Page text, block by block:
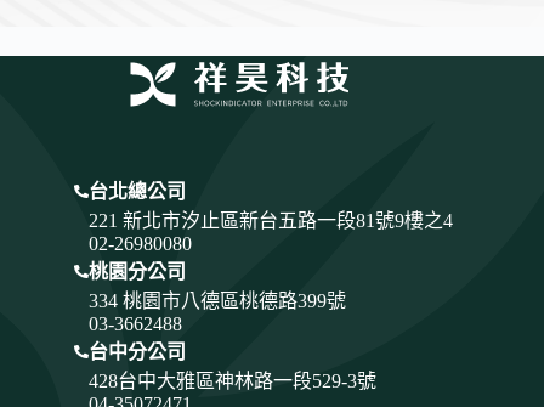
台北總公司
221 新北市汐止區新台五路一段81號9樓之4
02-26980080
桃園分公司
334 桃園市八德區桃德路399號
03-3662488
台中分公司
428台中大雅區神林路一段529-3號